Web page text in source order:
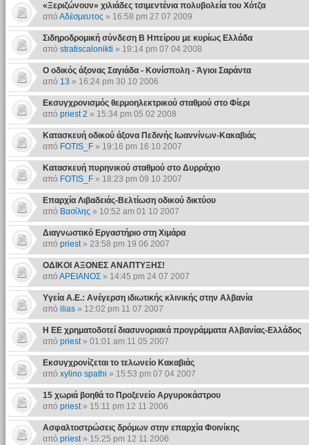
«Ξεριζώνουν» χιλιάδες τσιμεντένια πολυβολεία του Χότζα
από Αδέσμευτος » 16:58 pm 27 07 2009
Σιδηροδρομική σύνδεση Β Ηπείρου με κυρίως Ελλάδα
από stratiscalonikti » 19:14 pm 07 04 2008
Ο οδικός άξονας Σαγιάδα - Κονίσπολη - Άγιοι Σαράντα
από 13 » 16:24 pm 30 10 2006
Εκσυγχρονισμός θερμοηλεκτρικού σταθμού στο Φίερι
από priest 2 » 15:34 pm 05 02 2008
Κατασκευή οδικού άξονα Πεδινής Ιωαννίνων-Κακαβιάς
από FOTIS_F» 19:16 pm 16 10 2007
Κατασκευή πυρηνικού σταθμού στο Δυρράχιο
από FOTIS_F» 18:23 pm 09 10 2007
Επαρχία Λιβαδειάς-Βελτίωση οδικού δικτύου
από Βασίλης » 10:52 am 01 10 2007
Διαγνωστικό Εργαστήριο στη Χιμάρα
από priest» 23:58 pm 19 06 2007
OΔΙΚOΙ ΑΞOΝΕΣ ΑΝΑΠΤΥΞΗΣ!
από ΑΡΕΙΑΝΟΣ» 14:45 pm 24 07 2007
Υγεία Α.Ε.: Ανέγερση ιδιωτικής κλινικής στην Αλβανία
από ilias» 12:02 pm 11 07 2007
Η ΕΕ χρηματοδοτεί διασυνοριακά προγράμματα Αλβανίας-Ελλάδος
από priest» 01:01 am 11 05 2007
Εκσυγχρονίζεται το τελωνείο Κακαβιάς
από xylino spathi » 15:53 pm 07 04 2007
15 χωριά βοηθά το Προξενείο Αργυροκάστρου
από priest» 15:11 pm 12 11 2006
Ασφαλτοστρώσεις δρόμων στην επαρχία Φοινίκης
από priest» 15:25 pm 12 11 2006